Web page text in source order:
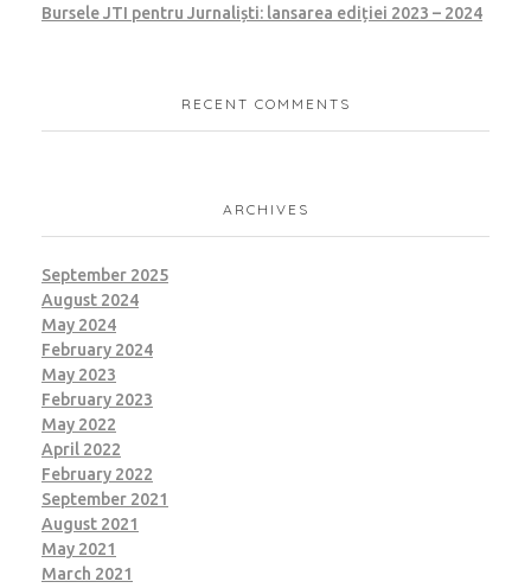
Bursele JTI pentru Jurnaliști: lansarea ediției 2023 – 2024
RECENT COMMENTS
ARCHIVES
September 2025
August 2024
May 2024
February 2024
May 2023
February 2023
May 2022
April 2022
February 2022
September 2021
August 2021
May 2021
March 2021